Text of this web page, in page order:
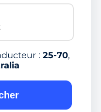
: 25-70,